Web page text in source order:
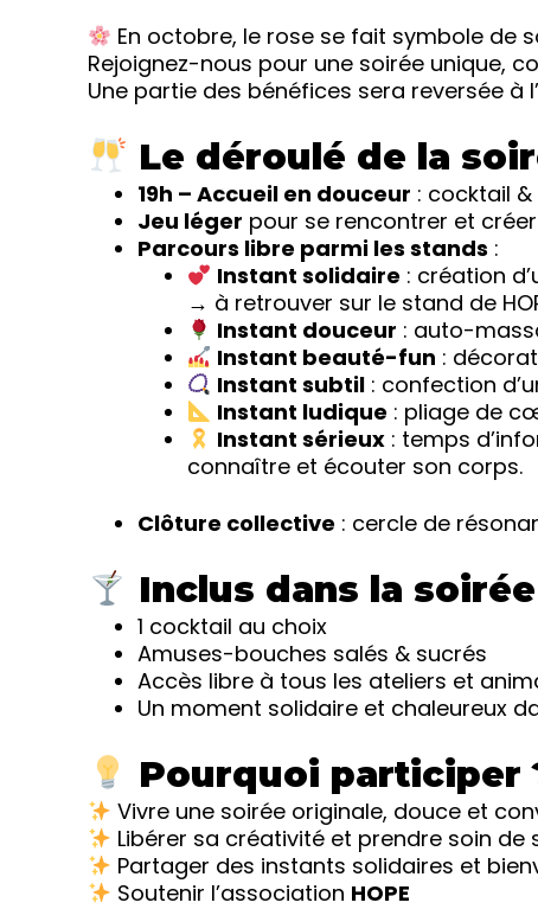
En octobre, le rose se fait symbole de
Rejoignez-nous pour une soirée unique,
Une partie des bénéfices sera reversée à
Le déroulé de la
19h – Accueil en douceur : cocktail
Jeu léger pour se rencontrer et
Parcours libre parmi les stands :
Instant solidaire : création
→ à retrouver sur le stand de
Instant douceur : auto-
Instant beauté-fun :
Instant subtil : confection
Instant ludique : pliage de
Instant sérieux : temps
connaître et écouter son corps.
Clôture collective : cercle de
Inclus dans la soirée
1 cocktail au choix
Amuses-bouches salés & sucrés
Accès libre à tous les ateliers et
Un moment solidaire et chaleureux
Pourquoi participer
Vivre une soirée originale, douce et
Libérer sa créativité et prendre soin de
Partager des instants solidaires et
Soutenir l’association HOPE